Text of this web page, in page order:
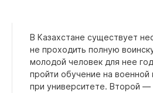
В Казахстане существует
не проходить полную
молодой человек для нее
пройти обучение на
при университете. Второй —